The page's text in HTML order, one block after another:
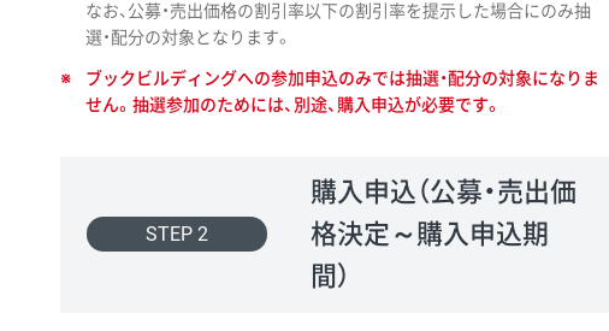
なお、公募・売出価格の割引率以下の割引率を提示した場合にのみ抽
選・配分の対象となります。
※
ブックビルディングへの参加申込のみでは抽選・配分の対象になりま
せん。抽選参加のためには、別途、購入申込が必要です。
STEP 2
購入申込（公募・売出価
格決定～購入申込期
間）